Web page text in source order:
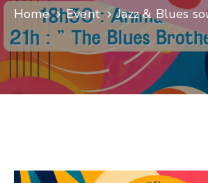
SOLIDARITÉS
ÉCONOMIE
ANIMATION
Home Event Jazz & Blues